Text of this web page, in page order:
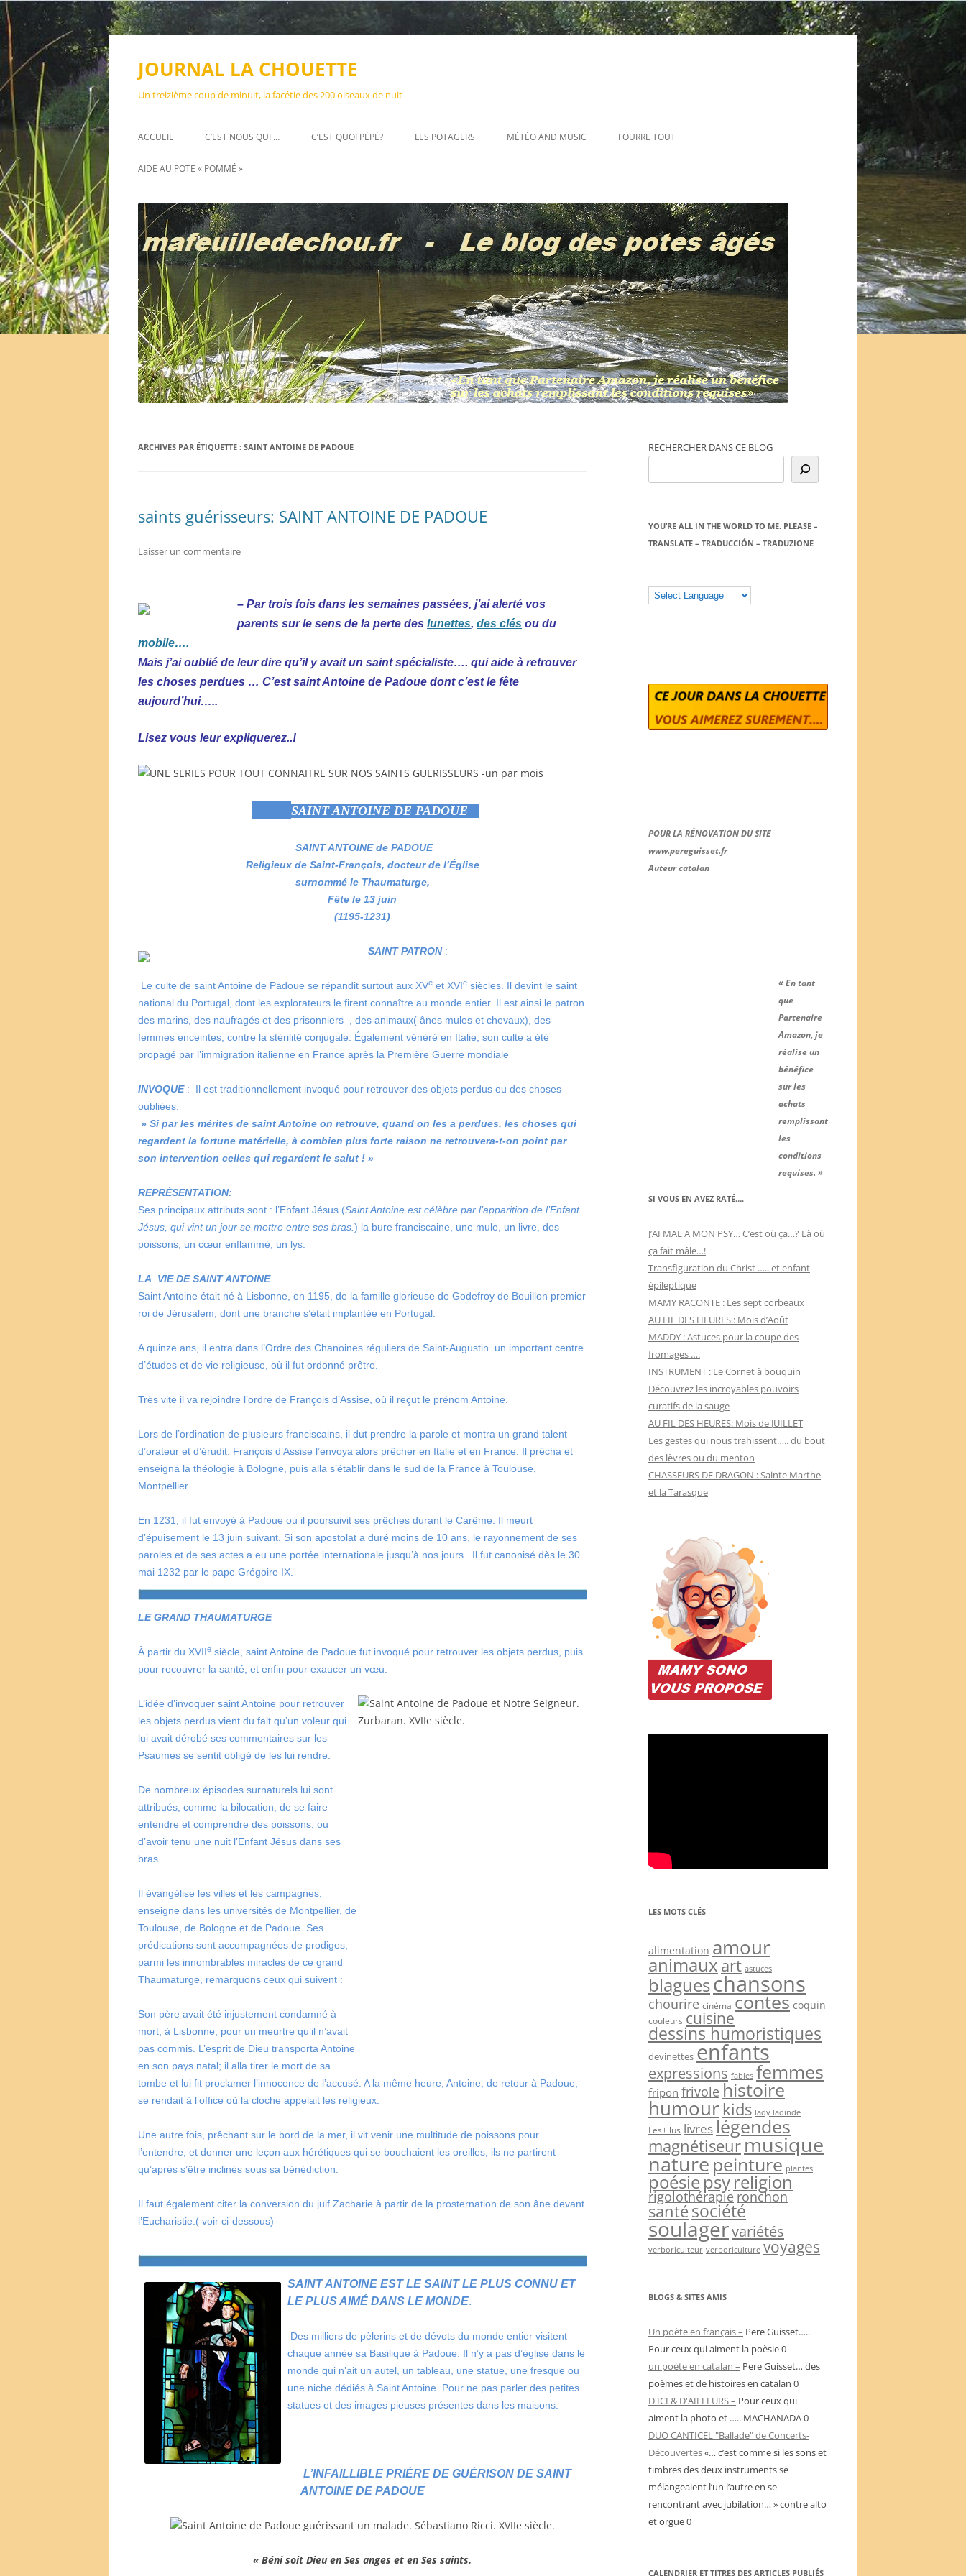
Aller
JOURNAL LA CHOUETTE
Un treizième coup de minuit, la facétie des 200 oiseaux de nuit
ACCUEIL C’EST NOUS QUI … C’EST QUOI PÉPÉ? LES POTAGERS MÉTÉO AND MUSIC FOURRE TOUT
AIDE AU POTE « POMMÉ »
ARCHIVES PAR ÉTIQUETTE : SAINT ANTOINE DE PADOUE
saints guérisseurs: SAINT ANTOINE DE PADOUE
Laisser un commentaire
– Par trois fois dans les semaines passées, j’ai alerté vos
parents sur le sens de la perte des lunettes, des clés ou du
mobile….
Mais j’ai oublié de leur dire qu’il y avait un saint spécialiste…. qui aide à retrouver
les choses perdues … C’est saint Antoine de Padoue dont c’est le fête
aujourd’hui…..
Lisez vous leur expliquerez..!
SAINT ANTOINE DE PADOUE
SAINT ANTOINE de PADOUE
Religieux de Saint-François, docteur de l’Église
surnommé le Thaumaturge,
Fête le 13 juin
(1195-1231)
SAINT PATRON:
Le culte de saint Antoine de Padoue se répandit surtout aux XVe et XVIe siècles. Il devint le saint
national du Portugal, dont les explorateurs le firent connaître au monde entier. Il est ainsi le patron
des marins, des naufragés et des prisonniers , des animaux( ânes mules et chevaux), des
femmes enceintes, contre la stérilité conjugale. Également vénéré en Italie, son culte a été
propagé par l’immigration italienne en France après la Première Guerre mondiale
INVOQUE : Il est traditionnellement invoqué pour retrouver des objets perdus ou des choses
oubliées.
» Si par les mérites de saint Antoine on retrouve, quand on les a perdues, les choses qui
regardent la fortune matérielle, à combien plus forte raison ne retrouvera-t-on point par
son intervention celles qui regardent le salut ! »
REPRÉSENTATION:
Ses principaux attributs sont : l’Enfant Jésus (Saint Antoine est célèbre par l’apparition de l’Enfant
Jésus, qui vint un jour se mettre entre ses bras. ) la bure franciscaine, une mule, un livre, des
poissons, un cœur enflammé, un lys.
LA VIE DE SAINT ANTOINE
Saint Antoine était né à Lisbonne, en 1195, de la famille glorieuse de Godefroy de Bouillon premier
roi de Jérusalem, dont une branche s’était implantée en Portugal.
A quinze ans, il entra dans l’Ordre des Chanoines réguliers de Saint-Augustin. un important centre
d’études et de vie religieuse, où il fut ordonné prêtre.
Très vite il va rejoindre l’ordre de François d’Assise, où il reçut le prénom Antoine.
Lors de l’ordination de plusieurs franciscains, il dut prendre la parole et montra un grand talent
d’orateur et d’érudit. François d’Assise l’envoya alors prêcher en Italie et en France. Il prêcha et
enseigna la théologie à Bologne, puis alla s’établir dans le sud de la France à Toulouse,
Montpellier.
En 1231, il fut envoyé à Padoue où il poursuivit ses prêches durant le Carême. Il meurt
d’épuisement le 13 juin suivant. Si son apostolat a duré moins de 10 ans, le rayonnement de ses
paroles et de ses actes a eu une portée internationale jusqu’à nos jours. Il fut canonisé dès le 30
mai 1232 par le pape Grégoire IX.
LE GRAND THAUMATURGE
À partir du XVIIe siècle, saint Antoine de Padoue fut invoqué pour retrouver les objets perdus, puis
pour recouvrer la santé, et enfin pour exaucer un vœu.
L’idée d’invoquer saint Antoine pour retrouver
les objets perdus vient du fait qu’un voleur qui
lui avait dérobé ses commentaires sur les
Psaumes se sentit obligé de les lui rendre.
De nombreux épisodes surnaturels lui sont
attribués, comme la bilocation, de se faire
entendre et comprendre des poissons, ou
d’avoir tenu une nuit l’Enfant Jésus dans ses
bras.
Il évangélise les villes et les campagnes,
enseigne dans les universités de Montpellier, de
Toulouse, de Bologne et de Padoue. Ses
prédications sont accompagnées de prodiges,
parmi les innombrables miracles de ce grand
Thaumaturge, remarquons ceux qui suivent :
Son père avait été injustement condamné à
mort, à Lisbonne, pour un meurtre qu’il n’avait
pas commis. L’esprit de Dieu transporta Antoine
en son pays natal; il alla tirer le mort de sa
tombe et lui fit proclamer l’innocence de l’accusé. A la même heure, Antoine, de retour à Padoue,
se rendait à l’office où la cloche appelait les religieux.
Une autre fois, prêchant sur le bord de la mer, il vit venir une multitude de poissons pour
l’entendre, et donner une leçon aux hérétiques qui se bouchaient les oreilles; ils ne partirent
qu’après s’être inclinés sous sa bénédiction.
Il faut également citer la conversion du juif Zacharie à partir de la prosternation de son âne devant
l’Eucharistie.( voir ci-dessous)
SAINT ANTOINE EST LE SAINT LE PLUS CONNU ET
LE PLUS AIMÉ DANS LE MONDE.
Des milliers de pèlerins et de dévots du monde entier visitent
chaque année sa Basilique à Padoue. Il n’y a pas d’église dans le
monde qui n’ait un autel, un tableau, une statue, une fresque ou
une niche dédiés à Saint Antoine. Pour ne pas parler des petites
statues et des images pieuses présentes dans les maisons.
L’INFAILLIBLE PRIÈRE DE GUÉRISON DE SAINT
ANTOINE DE PADOUE
« Béni soit Dieu en Ses anges et en Ses saints.
RECHERCHER DANS CE BLOG
YOU’RE ALL IN THE WORLD TO ME. PLEASE –
TRANSLATE – TRADUCCIÓN – TRADUZIONE
POUR LA RÉNOVATION DU SITE
www.pereguisset.fr
Auteur catalan
« En tant
que
Partenaire
Amazon, je
réalise un
bénéfice
sur les
achats
remplissant
les
conditions
requises. »
SI VOUS EN AVEZ RATÉ….
J’AI MAL A MON PSY… C’est où ça…? Là où
ça fait mâle…!
Transfiguration du Christ ….. et enfant
épileptique
MAMY RACONTE : Les sept corbeaux
AU FIL DES HEURES : Mois d’Août
MADDY : Astuces pour la coupe des
fromages ….
INSTRUMENT : Le Cornet à bouquin
Découvrez les incroyables pouvoirs
curatifs de la sauge
AU FIL DES HEURES: Mois de JUILLET
Les gestes qui nous trahissent….. du bout
des lèvres ou du menton
CHASSEURS DE DRAGON : Sainte Marthe
et la Tarasque
LES MOTS CLÉS
alimentation amour
animauxart astuces
blagueschansons
chourire cinéma contes coquin
couleurs cuisine
dessins humoristiques
devinettes enfants
expressions fables femmes
fripon frivole histoire
humour kids lady ladinde
Les+ lus livreslégendes
magnétiseurmusique
naturepeinture plantes
poésiepsyreligion
rigolothérapieronchon
santésociété
soulagervariétés
verboriculteur verboriculture voyages
BLOGS & SITES AMIS
Un poète en français – Pere Guisset…..
Pour ceux qui aiment la poèsie 0
un poète en catalan – Pere Guisset… des
poèmes et de histoires en catalan 0
D'ICI & D'AILLEURS – Pour ceux qui
aiment la photo et ….. MACHANADA 0
DUO CANTICEL "Ballade" de Concerts-
Découvertes«… c’est comme si les sons et
timbres des deux instruments se
mélangeaient l’un l’autre en se
rencontrant avec jubilation… » contre alto
et orgue 0
CALENDRIER ET TITRES DES ARTICLES PUBLIÉS